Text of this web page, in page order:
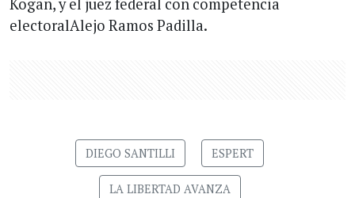
Kogan, y el juez federal con competencia
electoralAlejo Ramos Padilla.
DIEGO SANTILLI ESPERT
LA LIBERTAD AVANZA